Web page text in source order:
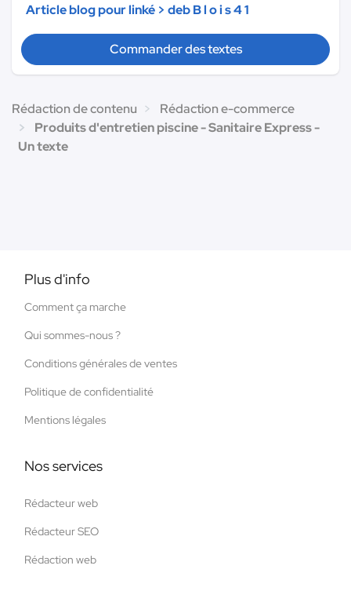
Article blog pour linké > deb B l o i s 4 1
Commander des textes
Rédaction de contenu
Rédaction e-commerce
Produits d'entretien piscine - Sanitaire Express -
Un texte
Plus d'info
Comment ça marche
Qui sommes-nous ?
Conditions générales de ventes
Politique de confidentialité
Mentions légales
Nos services
Rédacteur web
Rédacteur SEO
Rédaction web